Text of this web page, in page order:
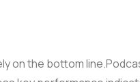
on the bottom